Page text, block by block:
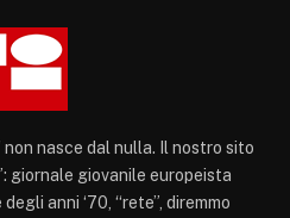
nasce dal nulla. Il nostro sito
giornale giovanile europeista
anni ‘70, “rete”, diremmo